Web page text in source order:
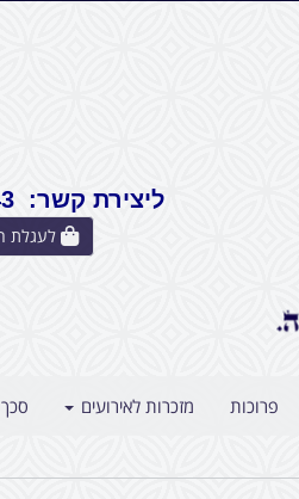
ליצירת קשר: 054-4314043
פרוכות מזכרות לאירועים סכך